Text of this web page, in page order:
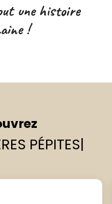
une histoire
!
PÉPITES|